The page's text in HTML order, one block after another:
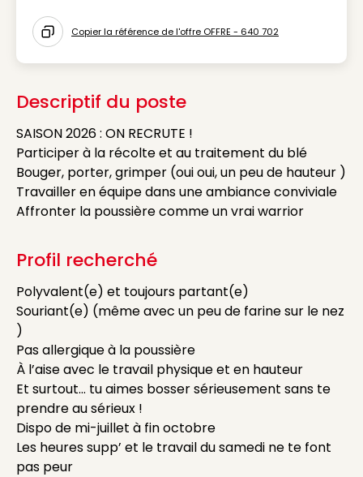
Icon copy to clipboard
Copier la référence de l'offre OFFRE - 640 702
Descriptif du poste
SAISON 2026 : ON RECRUTE !
Participer à la récolte et au traitement du blé
Bouger, porter, grimper (oui oui, un peu de hauteur )
Travailler en équipe dans une ambiance conviviale
Affronter la poussière comme un vrai warrior
Profil recherché
Polyvalent(e) et toujours partant(e)
Souriant(e) (même avec un peu de farine sur le nez
)
Pas allergique à la poussière
À l’aise avec le travail physique et en hauteur
Et surtout… tu aimes bosser sérieusement sans te
prendre au sérieux !
Dispo de mi-juillet à fin octobre
Les heures supp’ et le travail du samedi ne te font
pas peur